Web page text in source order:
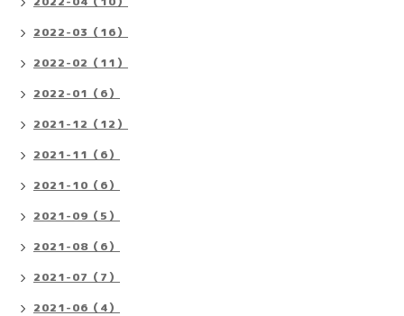
2022-03（16）
2022-02（11）
2022-01（6）
2021-12（12）
2021-11（6）
2021-10（6）
2021-09（5）
2021-08（6）
2021-07（7）
2021-06（4）